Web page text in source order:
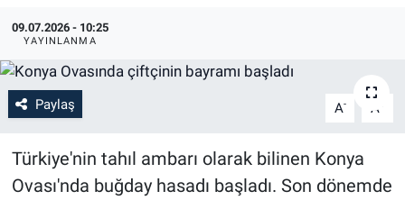
09.07.2026 - 10:25
YAYINLANMA
Paylaş A- A
Türkiye'nin tahıl ambarı olarak bilinen Konya
Ovası'nda buğday hasadı başladı. Son dönemde